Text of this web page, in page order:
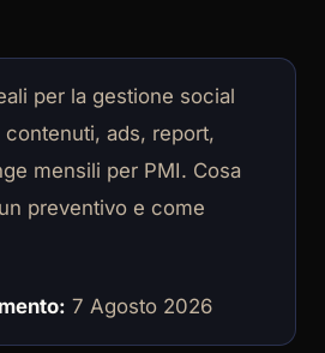
per la gestione social
contenuti, ads, report,
mensili per PMI. Cosa
preventivo e come
7 Agosto 2026